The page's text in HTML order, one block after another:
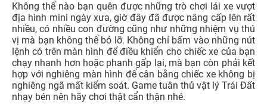
Không thể nào bạn quên được những trò chơi lái xe vượt
địa hình mini ngày xưa, giờ đây đã được nâng cấp lên rất
nhiều, có nhiều con đường cũng như những nhiệm vụ thú
vị mà bạn không thể bỏ lỡ. Không chỉ bấm vào những nút
lệnh có trên màn hình để điều khiển cho chiếc xe của bạn
chạy nhanh hơn hoặc phanh gấp lại, mà bạn còn phải kết
hợp với nghiêng màn hình để cân bằng chiếc xe không bị
nghiêng ngã mất kiểm soát. Game tuân thủ vật lý Trái Đất
nhạy bén nên hãy chơi thật cẩn thận nhé.